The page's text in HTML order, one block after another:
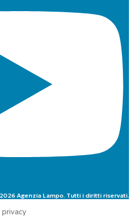
Agenzia Lampo. Tutti i diritti riservati.